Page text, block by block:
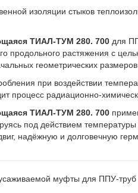
изоляции стыков
ТИАЛ-ТУМ 280. 700 для
продольного растяжения с
геометрических
при воздействии
процесс радиационно-
ТИАЛ-ТУМ 280. 700
под действием
надёжную и долговечную
муфты для ППУ-труб